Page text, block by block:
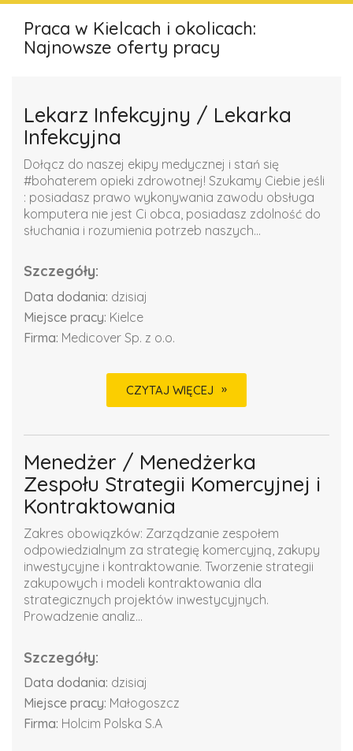
Praca w Kielcach i okolicach:
Najnowsze oferty pracy
Lekarz Infekcyjny / Lekarka
Infekcyjna
Dołącz do naszej ekipy medycznej i stań się
#bohaterem opieki zdrowotnej! Szukamy Ciebie jeśli ​
: posiadasz prawo wykonywania zawodu obsługa
komputera nie jest Ci obca, posiadasz zdolność do
słuchania i rozumienia potrzeb naszych...
Szczegóły:
Data dodania: dzisiaj
Miejsce pracy: Kielce
Firma: Medicover Sp. z o.o.
CZYTAJ WIĘCEJ
Menedżer / Menedżerka
Zespołu Strategii Komercyjnej i
Kontraktowania
Zakres obowiązków: Zarządzanie zespołem
odpowiedzialnym za strategię komercyjną, zakupy
inwestycyjne i kontraktowanie. Tworzenie strategii
zakupowych i modeli kontraktowania dla
strategicznych projektów inwestycyjnych.
Prowadzenie analiz...
Szczegóły:
Data dodania: dzisiaj
Miejsce pracy: Małogoszcz
Firma: Holcim Polska S.A